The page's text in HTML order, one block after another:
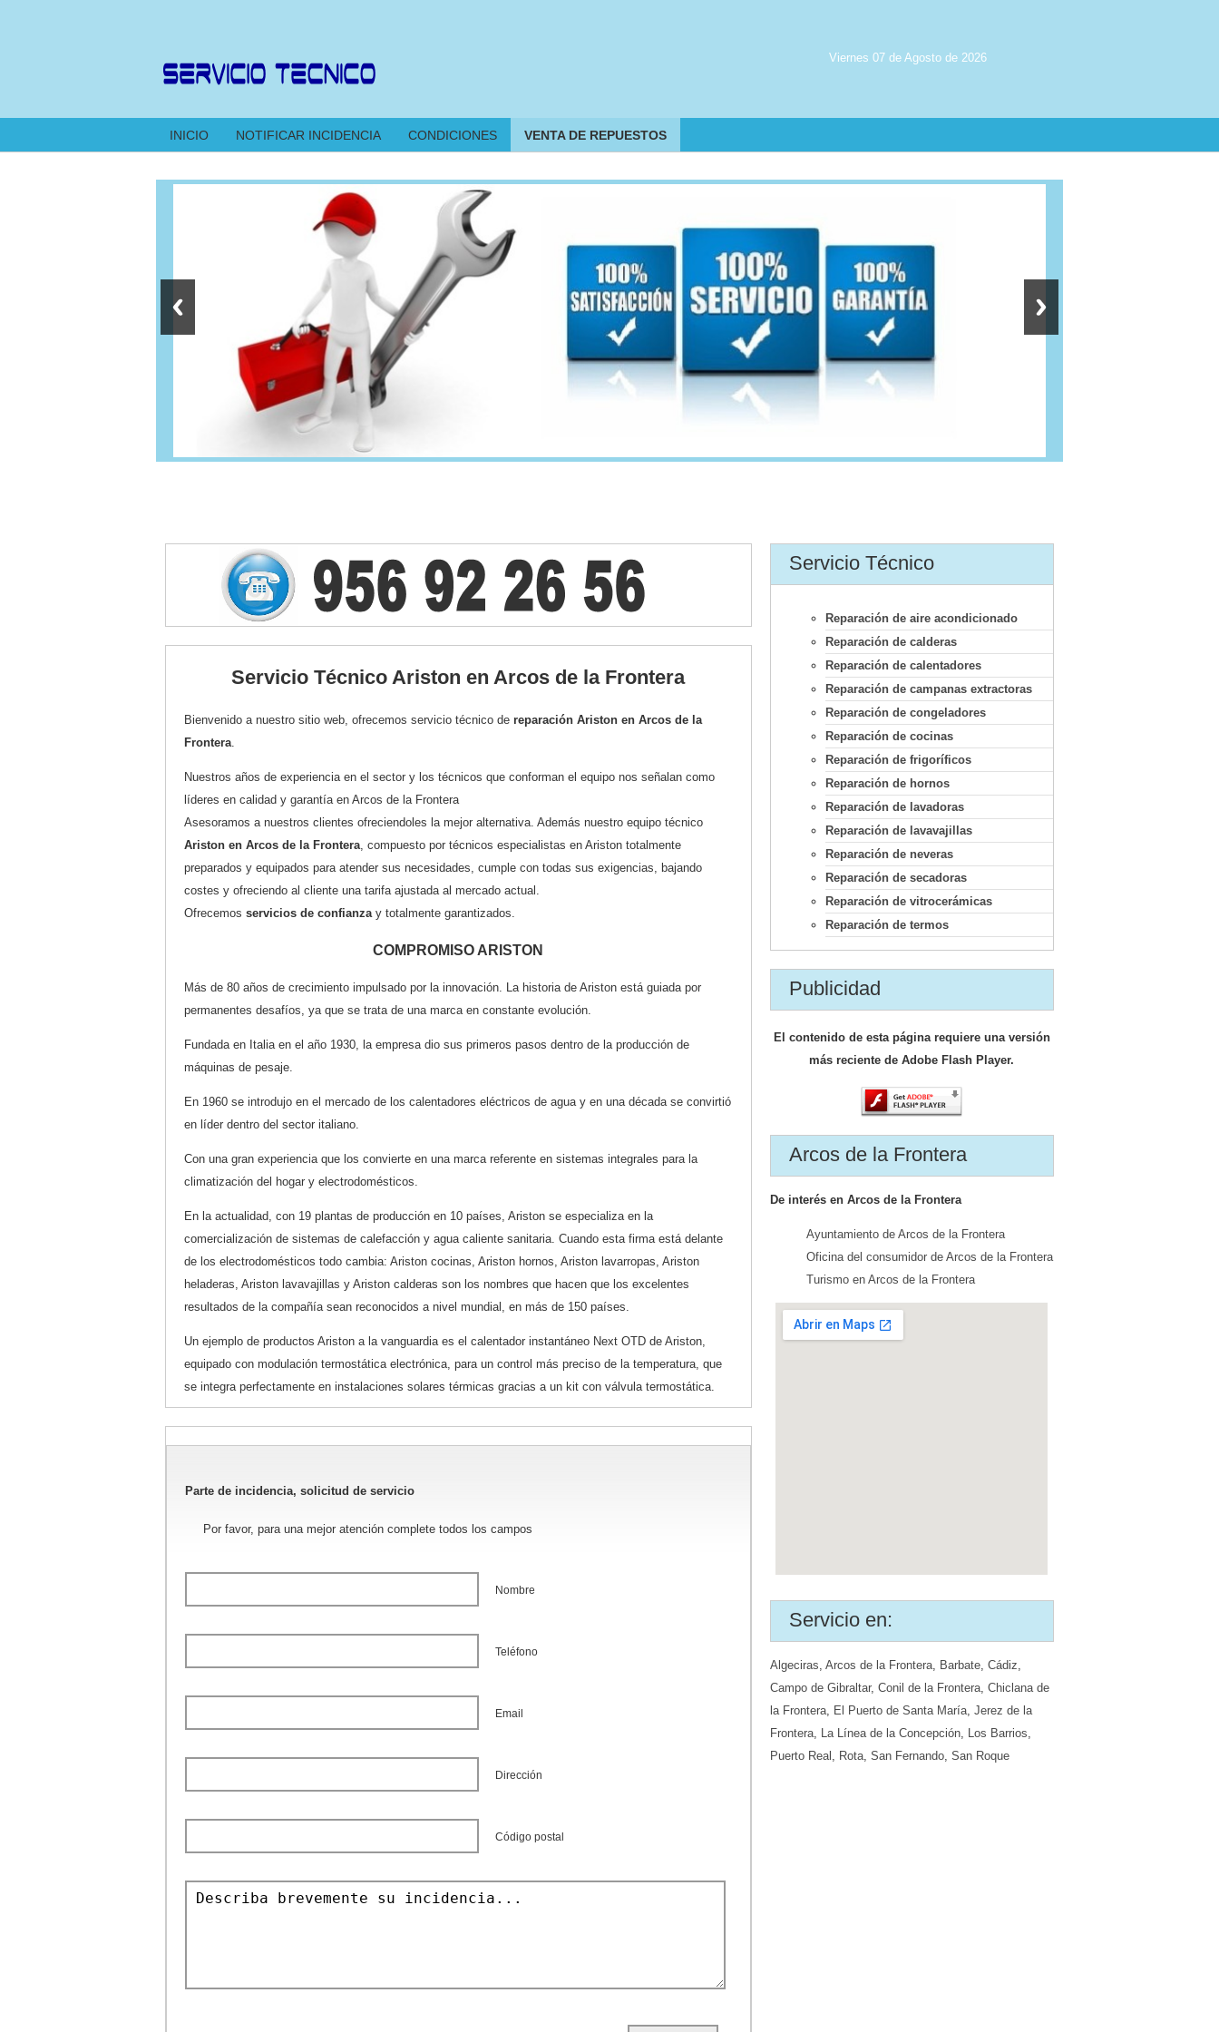
Viernes 07 de Agosto de 2026
INICIO NOTIFICAR INCIDENCIA CONDICIONES VENTA DE REPUESTOS
Servicio Técnico Ariston en Arcos de la Frontera
Bienvenido a nuestro sitio web, ofrecemos servicio técnico de reparación Ariston en Arcos de la
Frontera
Nuestros años de experiencia en el sector y los técnicos que conforman el equipo nos señalan como
líderes en calidad y garantía en Arcos de la Frontera
Asesoramos a nuestros clientes ofreciendoles la mejor alternativa. Además nuestro equipo técnico
Ariston en Arcos de la Frontera , compuesto por técnicos especialistas en Ariston totalmente
preparados y equipados para atender sus necesidades, cumple con todas sus exigencias, bajando
costes y ofreciendo al cliente una tarifa ajustada al mercado actual.
Ofrecemos servicios de confianza y totalmente garantizados.
COMPROMISO ARISTON
Más de 80 años de crecimiento impulsado por la innovación. La historia de Ariston está guiada por
permanentes desafíos, ya que se trata de una marca en constante evolución.
Fundada en Italia en el año 1930, la empresa dio sus primeros pasos dentro de la producción de
máquinas de pesaje.
En 1960 se introdujo en el mercado de los calentadores eléctricos de agua y en una década se convirtió
en líder dentro del sector italiano.
Con una gran experiencia que los convierte en una marca referente en sistemas integrales para la
climatización del hogar y electrodomésticos.
En la actualidad, con 19 plantas de producción en 10 países, Ariston se especializa en la
comercialización de sistemas de calefacción y agua caliente sanitaria. Cuando esta firma está delante
de los electrodomésticos todo cambia: Ariston cocinas, Ariston hornos, Ariston lavarropas, Ariston
heladeras, Ariston lavavajillas y Ariston calderas son los nombres que hacen que los excelentes
resultados de la compañía sean reconocidos a nivel mundial, en más de 150 países.
Un ejemplo de productos Ariston a la vanguardia es el calentador instantáneo Next OTD de Ariston,
equipado con modulación termostática electrónica, para un control más preciso de la temperatura, que
se integra perfectamente en instalaciones solares térmicas gracias a un kit con válvula termostática.
Parte de incidencia, solicitud de servicio
Por favor, para una mejor atención complete todos los campos
Nombre
Teléfono
Email
Dirección
Código postal
Servicio Técnico
Reparación de aire acondicionado
Reparación de calderas
Reparación de calentadores
Reparación de campanas extractoras
Reparación de congeladores
Reparación de cocinas
Reparación de frigoríficos
Reparación de hornos
Reparación de lavadoras
Reparación de lavavajillas
Reparación de neveras
Reparación de secadoras
Reparación de vitrocerámicas
Reparación de termos
Publicidad
El contenido de esta página requiere una versión
más reciente de Adobe Flash Player.
Arcos de la Frontera
De interés en Arcos de la Frontera
Ayuntamiento de Arcos de la Frontera
Oficina del consumidor de Arcos de la Frontera
Turismo en Arcos de la Frontera
Servicio en:
Algeciras, Arcos de la Frontera, Barbate, Cádiz,
Campo de Gibraltar, Conil de la Frontera, Chiclana de
la Frontera, El Puerto de Santa María, Jerez de la
Frontera, La Línea de la Concepción, Los Barrios,
Puerto Real , Rota, San Fernando, San Roque